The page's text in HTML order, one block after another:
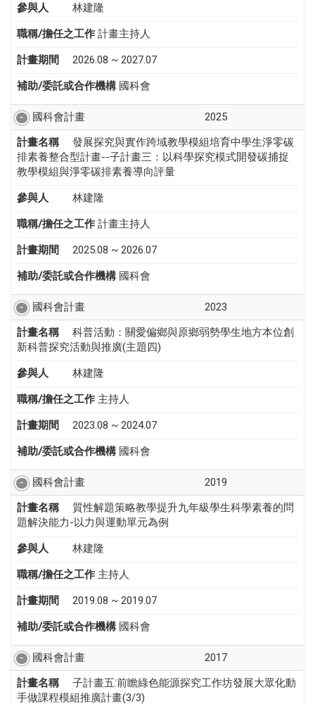
參與人 林建隆
職稱/擔任之工作 計畫主持人
計畫期間 2026.08 ~ 2027.07
補助/委託或合作機構 國科會
國科會計畫
2025
計畫名稱
發展探究與實作跨域教學模組培育中學生淨零碳
排素養整合型計畫--子計畫三：以科學探究模式開發碳捕捉
教學模組與淨零碳排素養導向評量
參與人 林建隆
職稱/擔任之工作 計畫主持人
計畫期間 2025.08 ~ 2026.07
補助/委託或合作機構 國科會
國科會計畫
2023
計畫名稱
科普活動：關愛偏鄉與原鄉弱勢學生地方本位創
新科普探究活動與推廣(主題四)
參與人 林建隆
職稱/擔任之工作 主持人
計畫期間 2023.08 ~ 2024.07
補助/委託或合作機構 國科會
國科會計畫
2019
計畫名稱
質性解題策略教學提升九年級學生科學素養的問
題解決能力-以力與運動單元為例
參與人 林建隆
職稱/擔任之工作 主持人
計畫期間 2019.08 ~ 2019.07
補助/委託或合作機構 國科會
國科會計畫
2017
計畫名稱
子計畫五:前瞻綠色能源探究工作坊發展大眾化動
手做課程模組推廣計畫(3/3)